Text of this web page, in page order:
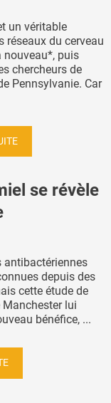
un véritable
réseaux du cerveau
nouveau*, puis
chercheurs de
Pennsylvanie. Car
se révèle
antibactériennes
depuis des
cette étude de
Manchester lui
bénéfice, ...